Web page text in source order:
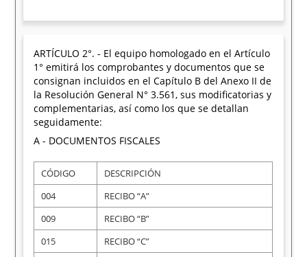
ARTÍCULO 2°. - El equipo homologado en el Artículo
1° emitirá los comprobantes y documentos que se
consignan incluidos en el Capítulo B del Anexo II de
la Resolución General N° 3.561, sus modificatorias y
complementarias, así como los que se detallan
seguidamente:
A - DOCUMENTOS FISCALES
CÓDIGO
DESCRIPCIÓN
004
RECIBO “A”
009
RECIBO “B”
015
RECIBO “C”